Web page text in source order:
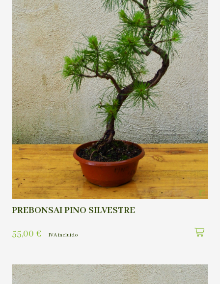
PREBONSAI PINO SILVESTRE
55,00 € IVA incluído